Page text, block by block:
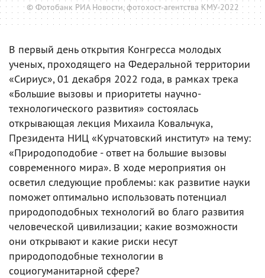
© Фотобанк РИА Новости, фотохост-агентства КМУ-2022
В первый день открытия Конгресса молодых
ученых, проходящего на Федеральной территории
«Сириус», 01 декабря 2022 года, в рамках трека
«Большие вызовы и приоритеты научно-
технологического развития» состоялась
открывающая лекция Михаила Ковальчука,
Президента НИЦ «Курчатовский институт» на тему:
«Природоподобие - ответ на большие вызовы
современного мира». В ходе мероприятия он
осветил следующие проблемы: как развитие науки
поможет оптимально использовать потенциал
природоподобных технологий во благо развития
человеческой цивилизации; какие возможности
они открывают и какие риски несут
природоподобные технологии в
социогуманитарной сфере?